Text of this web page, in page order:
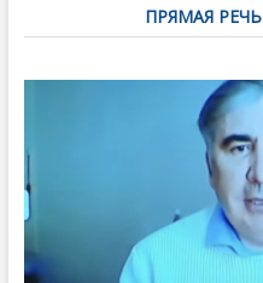
ПРЯМАЯ РЕЧЬ